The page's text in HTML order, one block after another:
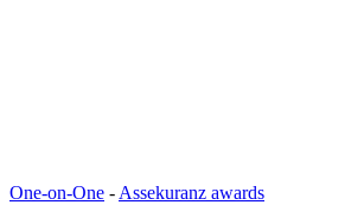
One-on-One -Assekuranz awards